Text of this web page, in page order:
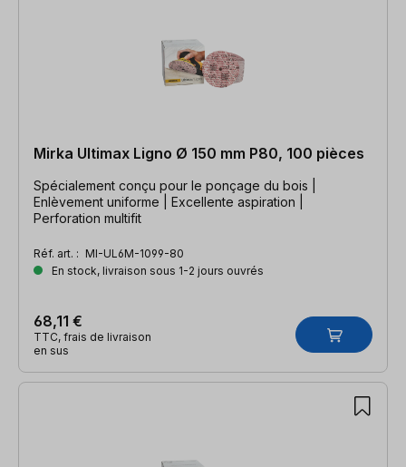
Mirka Ultimax Ligno Ø 150 mm P80, 100 pièces
Spécialement conçu pour le ponçage du bois |
Enlèvement uniforme | Excellente aspiration |
Perforation multifit
Réf. art. : MI-UL6M-1099-80
En stock, livraison sous 1-2 jours ouvrés
68,11 €
TTC, frais de livraison
en sus